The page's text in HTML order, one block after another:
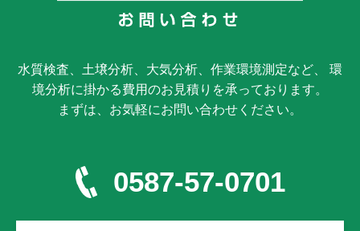
水質検査、土壌分析、大気分析、作業環境測定など、 環
境分析に掛かる費用のお見積りを承っております。
まずは、お気軽にお問い合わせください。
0587-57-0701